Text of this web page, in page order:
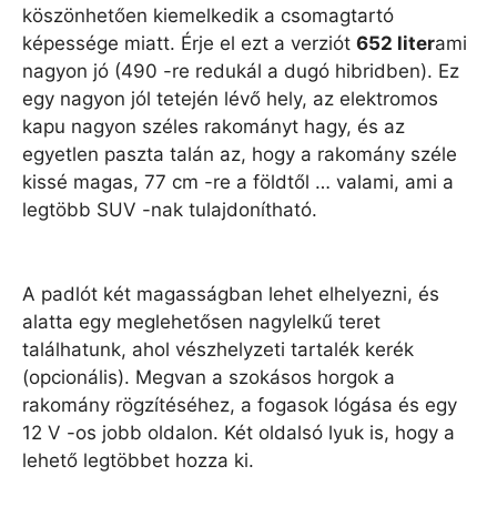
köszönhetően kiemelkedik a csomagtartó
képessége miatt. Érje el ezt a verziót 652 literami
nagyon jó (490 -re redukál a dugó hibridben). Ez
egy nagyon jól tetején lévő hely, az elektromos
kapu nagyon széles rakományt hagy, és az
egyetlen paszta talán az, hogy a rakomány széle
kissé magas, 77 cm -re a földtől … valami, ami a
legtöbb SUV -nak tulajdonítható.
A padlót két magasságban lehet elhelyezni, és
alatta egy meglehetősen nagylelkű teret
találhatunk, ahol vészhelyzeti tartalék kerék
(opcionális). Megvan a szokásos horgok a
rakomány rögzítéséhez, a fogasok lógása és egy
12 V -os jobb oldalon. Két oldalsó lyuk is, hogy a
lehető legtöbbet hozza ki.